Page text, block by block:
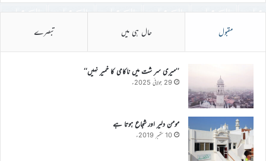
مقبول حال ہی میں تبصرے
’’میری سر شت میں ناکامی کا خمیر نہیں‘‘
29 جولائی 2025ء
مومن دلیر اور شجاع ہوتا ہے
10 ستمبر 2019ء